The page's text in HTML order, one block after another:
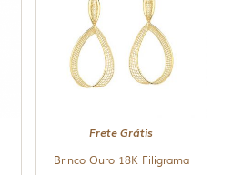
Frete Grátis
Brinco Ouro 18K Filigrama